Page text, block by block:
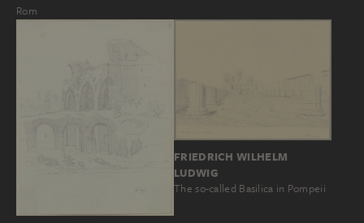
Rom
FRIEDRICH WILHELM
LUDWIG
The so-called Basilica in Pompeii